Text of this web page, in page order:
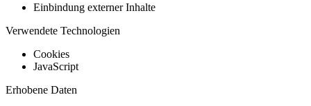
Einbindung externer Inhalte
Verwendete Technologien
Cookies
JavaScript
Erhobene Daten